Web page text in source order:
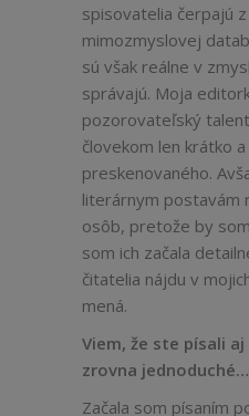
spisovatelia čerpajú
mimozmyslovej
sú však reálne v
správajú. Moja
pozorovateľský
človekom len krátko
preskenovaného.
literárnym postavám
osôb, pretože by
som ich začala
čitatelia nájdu v
mená.
Viem, že ste písali
zrovna
Začala som písaním